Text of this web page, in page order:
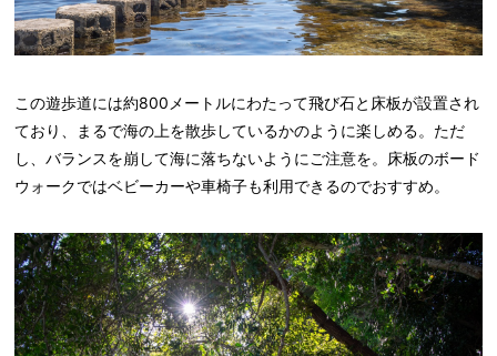
この遊歩道には約800メートルにわたって飛び石と床板が設置され
ており、まるで海の上を散歩しているかのように楽しめる。ただ
し、バランスを崩して海に落ちないようにご注意を。床板のボード
ウォークではベビーカーや車椅子も利用できるのでおすすめ。